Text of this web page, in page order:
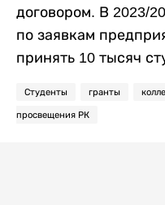
договором. В 2023/
по заявкам
принять 10 тысяч
Студенты гранты
просвещения РК